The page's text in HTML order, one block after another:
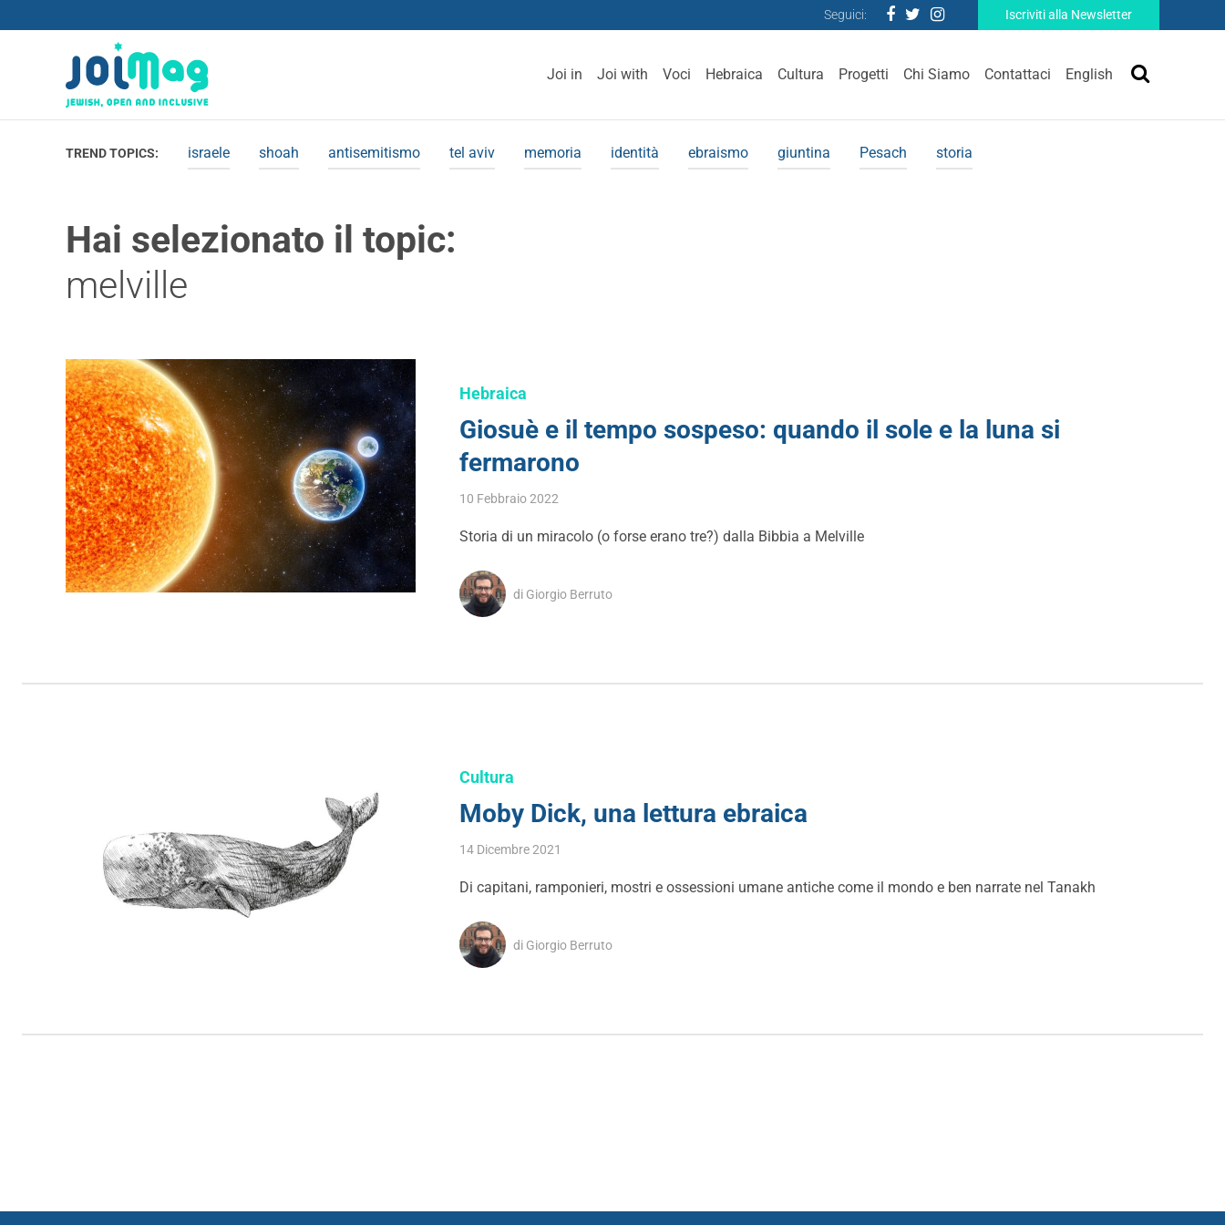
Seguici: Iscriviti alla Newsletter
Joi in Joi with Voci Hebraica Cultura Progetti Chi Siamo Contattaci English
TREND TOPICS: israele shoah antisemitismo tel aviv memoria identità ebraismo giuntina Pesach storia
Hai selezionato il topic:
melville
Hebraica
Giosuè e il tempo sospeso: quando il sole e la luna si
fermarono
10 Febbraio 2022
Storia di un miracolo (o forse erano tre?) dalla Bibbia a Melville
di Giorgio Berruto
Cultura
Moby Dick, una lettura ebraica
14 Dicembre 2021
Di capitani, ramponieri, mostri e ossessioni umane antiche come il mondo e ben narrate nel Tanakh
di Giorgio Berruto